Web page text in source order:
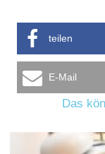
teilen
E-Mail
Das